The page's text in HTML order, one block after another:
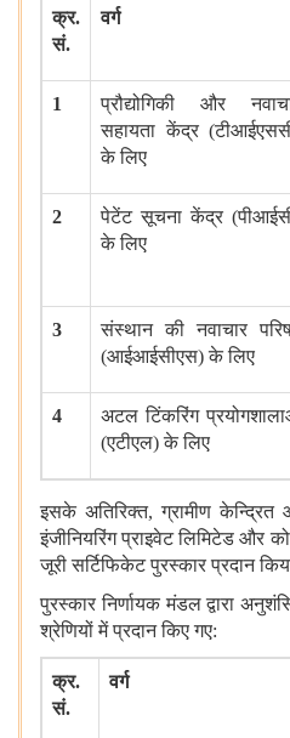
क्र.
सं.
वर्ग
1
प्रौद्योगिकी और
सहायता केंद्र (
के लिए
2 पेटेंट सूचना केंद्र (
के लिए
3
संस्थान की नवाचार
(आईआईसीएस)के लिए
4
अटल टिंकरिंग
(एटीएल)के लिए
इसके अतिरिक्त,ग्रामीण
इंजीनियरिंग प्राइवेट लिमिटेड और
जूरी सर्टिफिकेट पुरस्कार प्रदान
पुरस्कार निर्णायक मंडल द्वारा
श्रेणियों में प्रदान किए गए:
क्र.
सं.
वर्ग